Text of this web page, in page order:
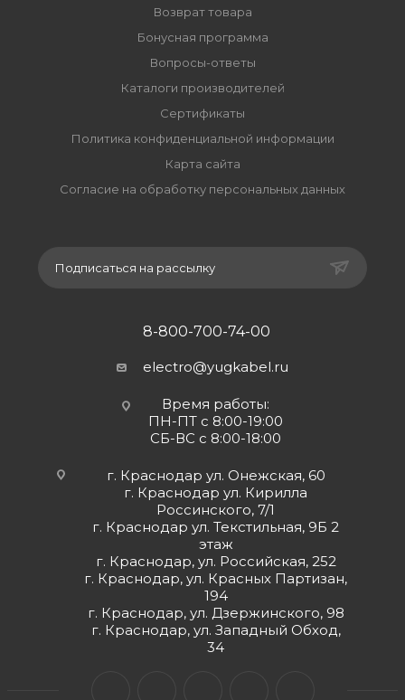
Возврат товара
Бонусная программа
Вопросы-ответы
Каталоги производителей
Сертификаты
Политика конфиденциальной информации
Карта сайта
Согласие на обработку персональных данных
Подписаться на рассылку
8-800-700-74-00
electro@yugkabel.ru
Время работы:
ПН-ПТ с 8:00-19:00
СБ-ВС с 8:00-18:00
г. Краснодар ул. Онежская, 60
г. Краснодар ул. Кирилла
Россинского, 7/1
г. Краснодар ул. Текстильная, 9Б 2
этаж
г. Краснодар, ул. Российская, 252
г. Краснодар, ул. Красных Партизан,
194
г. Краснодар, ул. Дзержинского, 98
г. Краснодар, ул. Западный Обход,
34